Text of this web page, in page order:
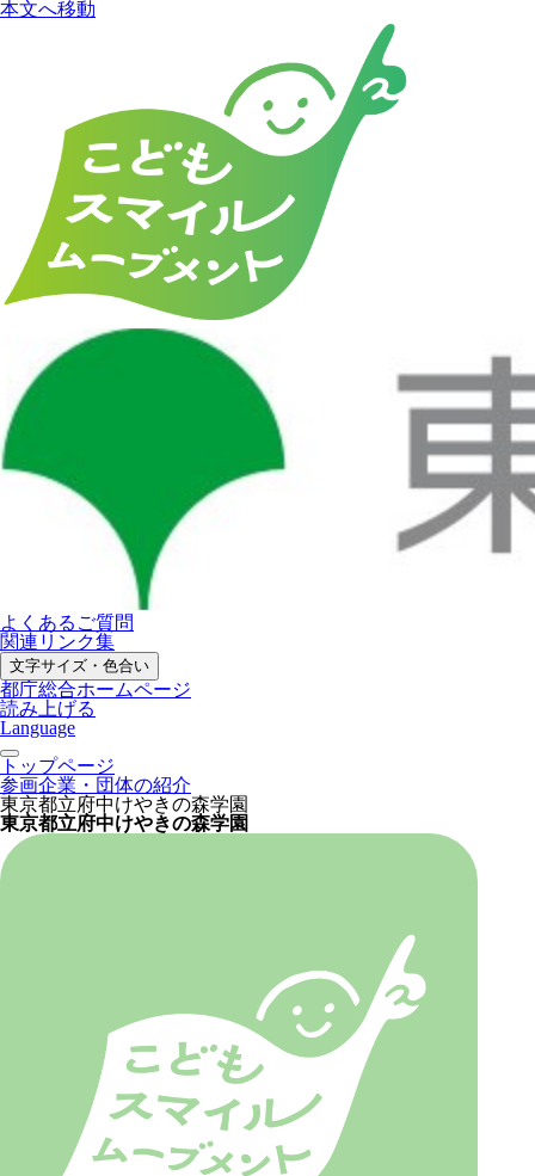
本文へ移動
よくあるご質問
関連リンク集
文字サイズ・色合い
都庁総合ホームページ
読み上げる
Language
トップページ
参画企業・団体の紹介
東京都立府中けやきの森学園
東京都立府中けやきの森学園